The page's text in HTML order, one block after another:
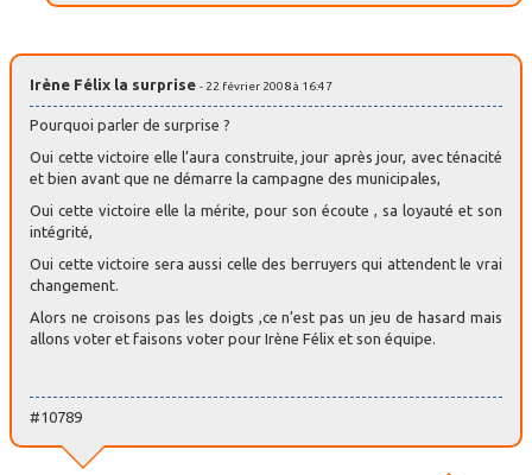
Irène Félix la surprise - 22 février 2008 à 16:47
Pourquoi parler de surprise ?
Oui cette victoire elle l’aura construite, jour après jour, avec ténacité
et bien avant que ne démarre la campagne des municipales,
Oui cette victoire elle la mérite, pour son écoute , sa loyauté et son
intégrité,
Oui cette victoire sera aussi celle des berruyers qui attendent le vrai
changement.
Alors ne croisons pas les doigts ,ce n’est pas un jeu de hasard mais
allons voter et faisons voter pour Irène Félix et son équipe.
#10789